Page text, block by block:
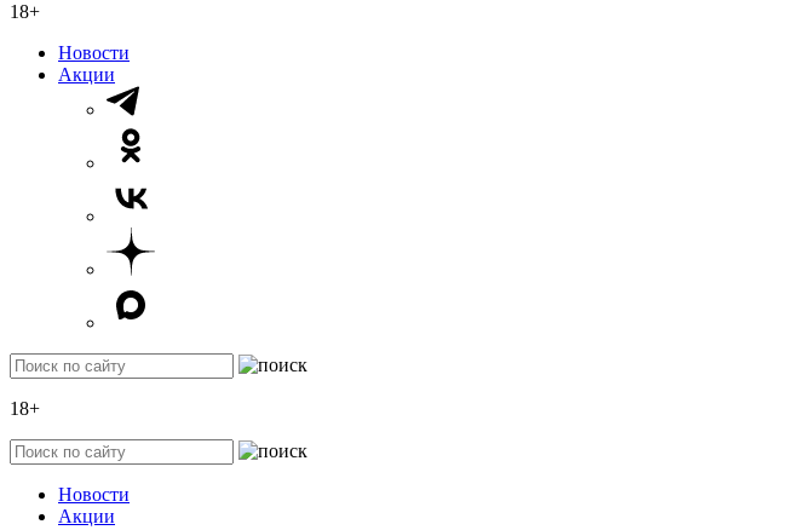
18+
Новости
Акции
18+
Новости
Акции